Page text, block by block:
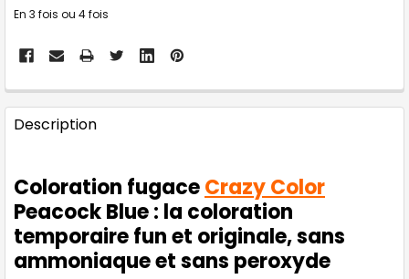
En 3 fois ou 4 fois
FRÉQUEMMENT
ACHETÉS
SELECTIONNER
J'AJOUTE
LA
SÉLECTION
Description
Coloration fugaceCrazy Color
Peacock Blue: la coloration
temporaire fun et originale, sans
ammoniaque et sans peroxyde